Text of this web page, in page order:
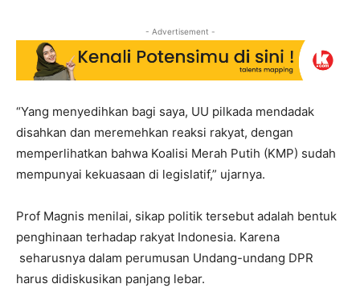
- Advertisement -
“Yang menyedihkan bagi saya, UU pilkada mendadak
disahkan dan meremehkan reaksi rakyat, dengan
memperlihatkan bahwa Koalisi Merah Putih (KMP) sudah
mempunyai kekuasaan di legislatif,” ujarnya.
Prof Magnis menilai, sikap politik tersebut adalah bentuk
penghinaan terhadap rakyat Indonesia. Karena
seharusnya dalam perumusan Undang-undang DPR
harus didiskusikan panjang lebar.